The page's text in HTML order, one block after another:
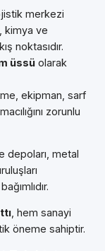
merkezi
kimya ve
noktasıdır.
üssü olarak
ekipman, sarf
zorunlu
depoları, metal
, hem sanayi
öneme sahiptir.